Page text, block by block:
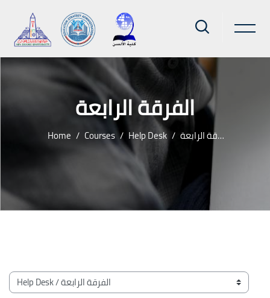
الفرقة الرابعة
Home Courses Help Desk الفرقة الرابعة
Blocks
Course categories